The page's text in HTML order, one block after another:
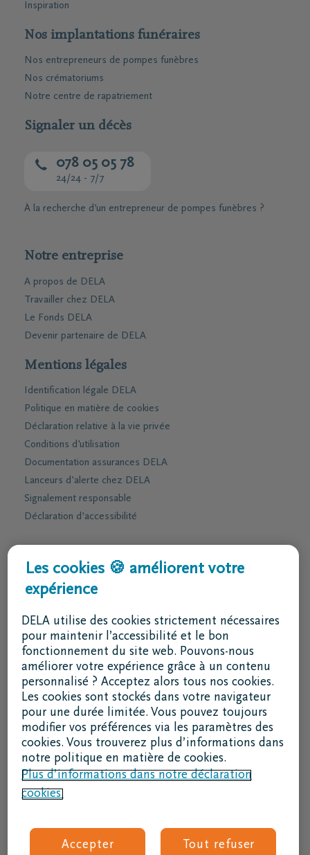
Inspiration
Nos implantations funéraires
Nos entrepreneurs de pompes funèbres
Nos crématoriums
Notre centre de rapatriement
Signaler un décès
078 05 05 78
24/24 - 7/7
À la recherche d’un entrepreneur de pompes funèbres ?
Notre entreprise
A propos de DELA
Travailler chez DELA
Le Fonds DELA
Devenir partenaire de DELA
Mentions légales
Identification légale DELA
Politique en matière de cookies
Déclaration relative à la vie privée
Conditions d'utilisation
Documentation assurances DELA
Lanceurs d'alerte chez DELA
Signalement responsable
Déclaration d’accessibilité
Services & contact
J'ai une question
Je souhaite une brochure par la poste
02 800 87 87
lu - ve 8h30 - 17h
Je suis un intermédiaire
Se connecter à DELAconnect
Je suis un fournisseur
Code RSE
Les cookies 🍪 améliorent votre
expérience
DELA utilise des cookies strictement nécessaires
pour maintenir l’accessibilité et le bon
fonctionnement du site web. Pouvons-nous
améliorer votre expérience grâce à un contenu
personnalisé ? Acceptez alors tous nos cookies.
Les cookies sont stockés dans votre navigateur
pour une durée limitée. Vous pouvez toujours
modifier vos préférences via les paramètres des
cookies. Vous trouverez plus d’informations dans
notre politique en matière de cookies.
Plus d’informations dans notre déclaration
cookies.
Accepter Tout refuser